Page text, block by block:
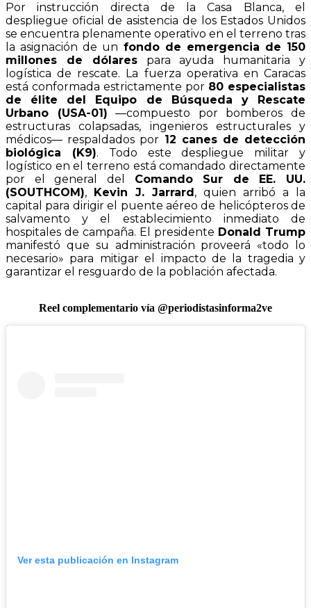
Por instrucción directa de la Casa Blanca, el
despliegue oficial de asistencia de los Estados Unidos
se encuentra plenamente operativo en el terreno tras
la asignación de un fondo de emergencia de 150
millones de dólarespara ayuda humanitaria y
logística de rescate. La fuerza operativa en Caracas
está conformada estrictamente por 80 especialistas
de élite del Equipo de Búsqueda y Rescate
Urbano (USA-01) —compuesto por bomberos de
estructuras colapsadas, ingenieros estructurales y
médicos— respaldados por 12 canes de detección
biológica (K9). Todo este despliegue militar y
logístico en el terreno está comandado directamente
por el general del Comando Sur de EE. UU.
(SOUTHCOM), Kevin J. Jarrard , quien arribó a la
capital para dirigir el puente aéreo de helicópteros de
salvamento y el establecimiento inmediato de
hospitales de campaña. El presidente Donald Trump
manifestó que su administración proveerá «todo lo
necesario» para mitigar el impacto de la tragedia y
garantizar el resguardo de la población afectada.
Reel complementario vía @periodistasinforma2ve
Ver esta publicación en Instagram